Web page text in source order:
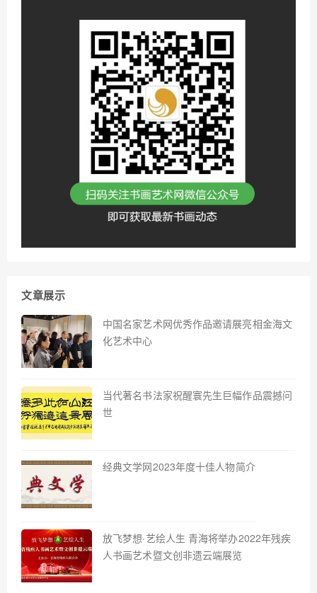
文章展示
中国名家艺术网优秀作品邀请展亮相金海文
化艺术中心
当代著名书法家祝醒寰先生巨幅作品震撼问
世
经典文学网2023年度十佳人物简介
放飞梦想·艺绘人生 青海将举办2022年残疾
人书画艺术暨文创非遗云端展览